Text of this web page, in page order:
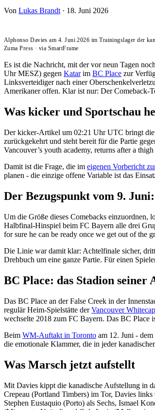
Von Lukas Brandt · 18. Juni 2026
Alphonso Davies am 4. Juni 2026 im Trainingslager der
Zuma Press · via SmartFrame
Es ist die Nachricht, mit der vor neun Tagen
Uhr MESZ) gegen Katarim BC Place zur
Linksverteidiger nach einer
Amerikaner offen. Klar ist nur: Der Comeback-
Was kicker und Sportschau
Der kicker-Artikel um 02:21 Uhr UTC bringt die
zurückgekehrt und steht bereit für die Partie
Vancouver’s youth academy, returns after a
Damit ist die Frage, die im eigenen Vorbericht
planen - die einzige offene Variable ist das
Der Bezugspunkt vom 9.
Um die Größe dieses Comebacks einzuordnen,
Halbfinal-Hinspiel beim FC Bayern alle drei
for sure he can be ready once we get out of the
Die Linie war damit klar: Achtelfinale sicher,
Drehbuch um eine ganze Partie. Für einen
BC Place: das Stadion seiner
Das BC Place an der False Creek in der
regulär Heim-Spielstätte derVancouver
wechselte 2018 zum FC Bayern. Das BC Place
Beim WM-Auftakt in Toronto am 12. Juni -
die emotionale Klammer, die in jeder
Was Marsch jetzt aufstellt
Mit Davies kippt die kanadische Aufstellung in
Crepeau (Portland Timbers) im Tor, Davies
Stephen Eustaquio (Porto) als Sechs, Ismael